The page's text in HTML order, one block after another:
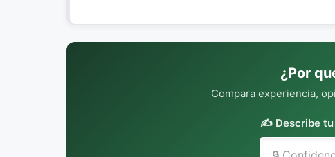
¿Por
Compara experiencia,
✍️ Describe tu